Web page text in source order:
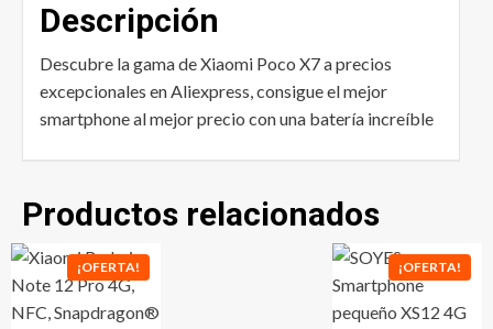
Descripción
Descubre la gama de Xiaomi Poco X7 a precios
excepcionales en Aliexpress, consigue el mejor
smartphone al mejor precio con una batería increíble
Productos relacionados
¡OFERTA! ¡OFERTA!